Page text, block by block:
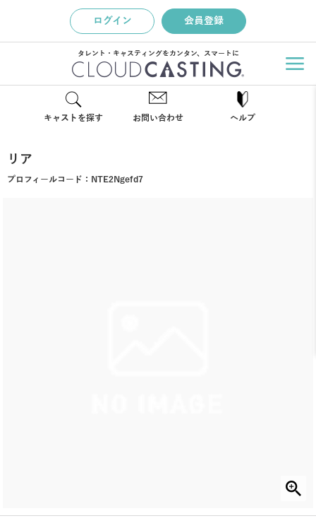
ログイン 会員登録
タレント・キャスティングをカンタン、スマートに
キャストを探す お問い合わせ ヘルプ
リア
プロフィールコード： NTE2Ngefd7